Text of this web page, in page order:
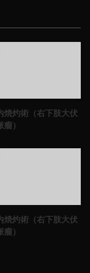
焼灼術（右下肢大伏
）
焼灼術（右下肢大伏
）